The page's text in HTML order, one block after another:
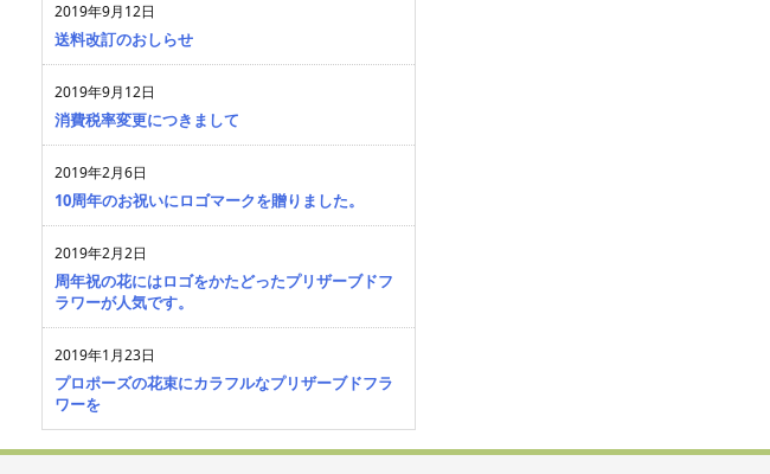
2019年9月12日
送料改訂のおしらせ
2019年9月12日
消費税率変更につきまして
2019年2月6日
10周年のお祝いにロゴマークを贈りました。
2019年2月2日
周年祝の花にはロゴをかたどったプリザーブドフ
ラワーが人気です。
2019年1月23日
プロポーズの花束にカラフルなプリザーブドフラ
ワーを